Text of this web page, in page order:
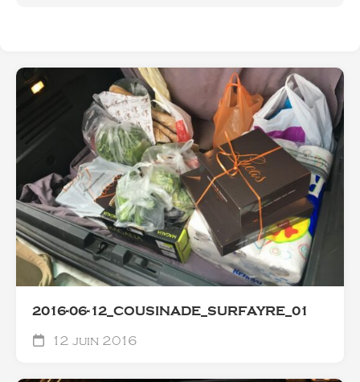
2016-06-12_COUSINADE_SURFAYRE_01
12 juin 2016